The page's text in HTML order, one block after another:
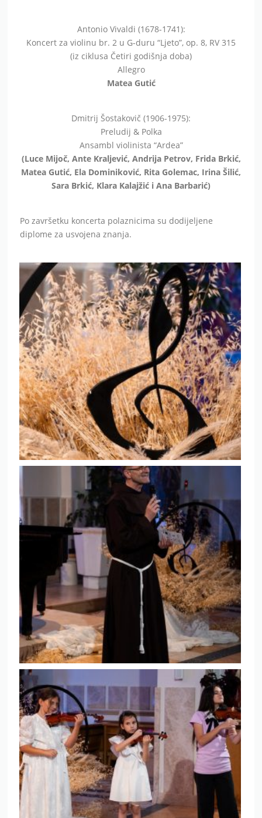
Antonio Vivaldi (1678-1741):
Koncert za violinu br. 2 u G-duru “Ljeto”, op. 8, RV 315
(iz ciklusa Četiri godišnja doba)
Allegro
Matea Gutić
Dmitrij Šostakovič (1906-1975):
Preludij & Polka
Ansambl violinista “Ardea”
(Luce Mijoč, Ante Kraljević, Andrija Petrov, Frida Brkić,
Matea Gutić, Ela Dominiković, Rita Golemac, Irina Šilić,
Sara Brkić, Klara Kalajžić i Ana Barbarić)
Po završetku koncerta polaznicima su dodijeljene
diplome za usvojena znanja.